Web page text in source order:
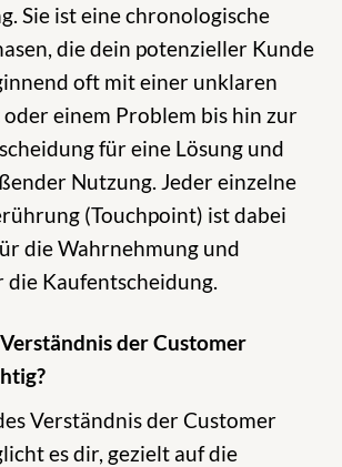
Sie ist eine chronologische
die dein potenzieller Kunde
oft mit einer unklaren
einem Problem bis hin zur
für eine Lösung und
Nutzung. Jeder einzelne
(Touchpoint) ist dabei
die Wahrnehmung und
Kaufentscheidung.
der Customer
Verständnis der Customer
es dir, gezielt auf die